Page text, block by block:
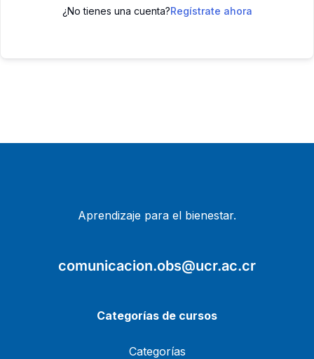
¿No tienes una cuenta?Regístrate ahora
Aprendizaje para el bienestar.
comunicacion.obs@ucr.ac.cr
Categorías de cursos
Categorías